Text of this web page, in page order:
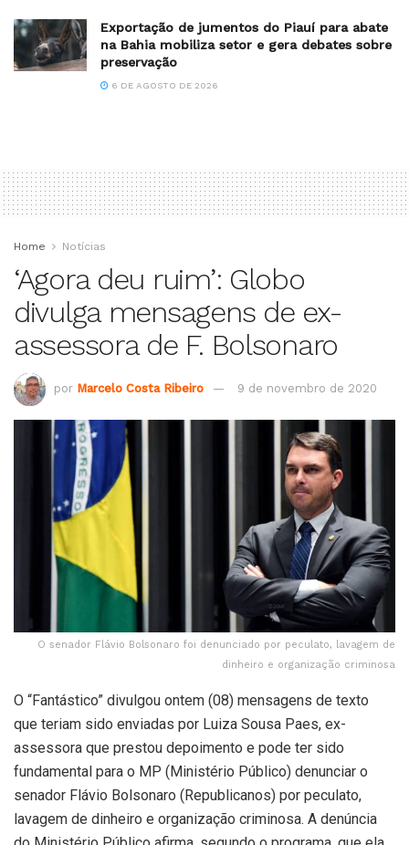
Exportação de jumentos do Piauí para abate
na Bahia mobiliza setor e gera debates sobre
preservação
6 DE AGOSTO DE 2026
Home Notícias
‘Agora deu ruim’: Globo
divulga mensagens de ex-
assessora de F. Bolsonaro
por Marcelo Costa Ribeiro 9 de novembro de 2020
O senador Flávio Bolsonaro foi denunciado por peculato, lavagem de
dinheiro e organização criminosa
O “Fantástico” divulgou ontem (08) mensagens de texto
que teriam sido enviadas por Luiza Sousa Paes, ex-
assessora que prestou depoimento e pode ter sido
fundamental para o MP (Ministério Público) denunciar o
senador Flávio Bolsonaro (Republicanos) por peculato,
lavagem de dinheiro e organização criminosa. A denúncia